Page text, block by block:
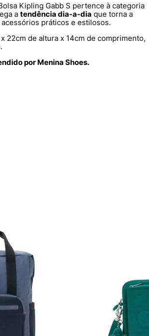
Kipling Gabb S pertence à categoria
a tendência dia-a-dia que torna a
práticos e estilosos.
22cm de altura x 14cm de comprimento,
por Menina Shoes.